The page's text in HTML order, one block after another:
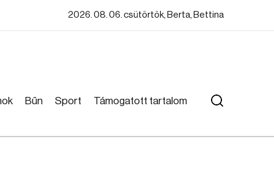
2026. 08. 06. csütörtök, Berta, Bettina
Bűn Sport Támogatott tartalom